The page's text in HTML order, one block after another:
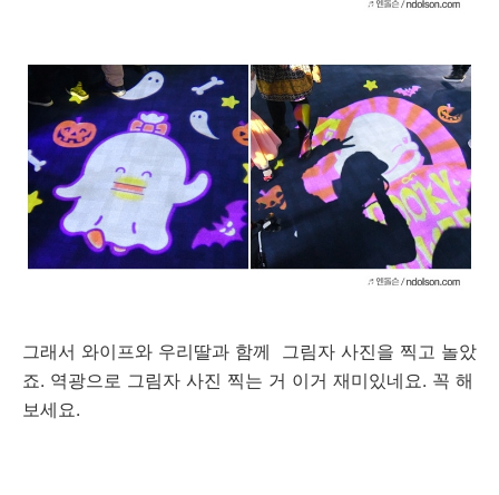
그래서 와이프와 우리딸과 함께 그림자 사진을 찍고 놀았
죠. 역광으로 그림자 사진 찍는 거 이거 재미있네요. 꼭 해
보세요.